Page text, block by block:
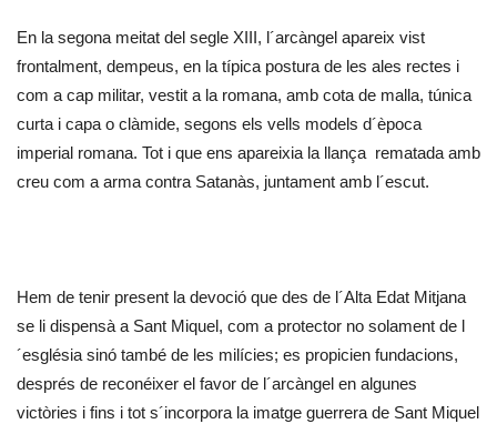
En la segona meitat del segle XIII, l´arcàngel apareix vist
frontalment, dempeus, en la típica postura de les ales rectes i
com a cap militar, vestit a la romana, amb cota de malla, túnica
curta i capa o clàmide, segons els vells models d´època
imperial romana. Tot i que ens apareixia la llança rematada amb
creu com a arma contra Satanàs, juntament amb l´escut.
Hem de tenir present la devoció que des de l´Alta Edat Mitjana
se li dispensà a Sant Miquel, com a protector no solament de l
´església sinó també de les milícies; es propicien fundacions,
després de reconéixer el favor de l´arcàngel en algunes
victòries i fins i tot s´incorpora la imatge guerrera de Sant Miquel